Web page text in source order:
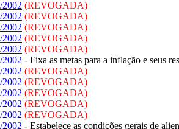
(REVOGADA)
(REVOGADA)
(REVOGADA)
(REVOGADA)
(REVOGADA)
- Fixa as metas para a inflação e seus
(REVOGADA)
(REVOGADA)
(REVOGADA)
(REVOGADA)
(REVOGADA)
- Estabelece as condições gerais de